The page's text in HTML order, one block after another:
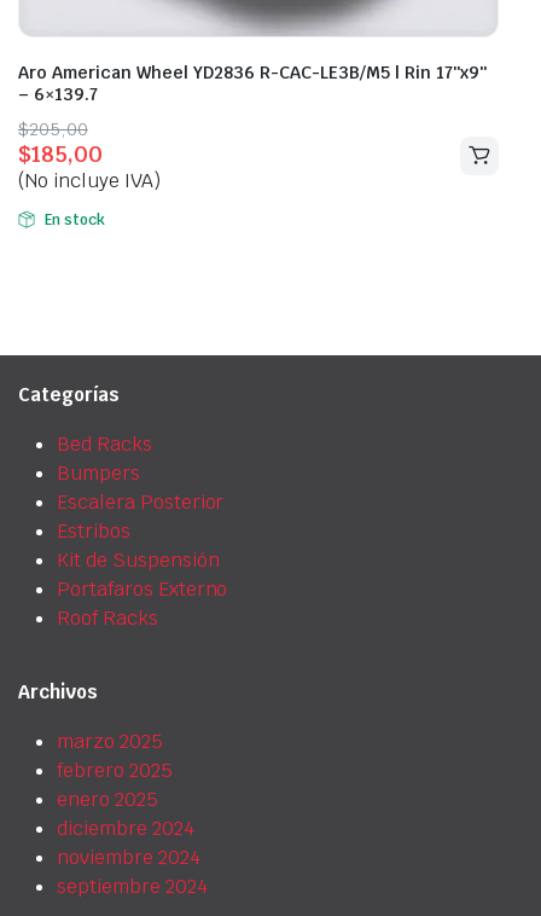
Aro American Wheel YD2836 R-CAC-LE3B/M5 | Rin 17″x9″
– 6×139.7
$205,00
Original
price
was:
$205,00.
$185,00
Current
price
is:
$185,00.
(No incluye IVA)
En stock
Categorías
Bed Racks
Bumpers
Escalera Posterior
Estribos
Kit de Suspensión
Portafaros Externo
Roof Racks
Archivos
marzo 2025
febrero 2025
enero 2025
diciembre 2024
noviembre 2024
septiembre 2024